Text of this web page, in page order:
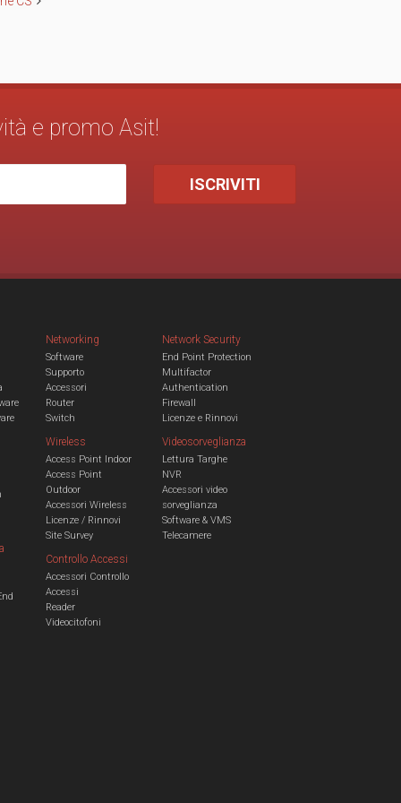
e promo Asit!
Networking
Software
Supporto
Accessori
Router
Switch
Wireless
Access Point Indoor
Access Point
Outdoor
Accessori Wireless
Licenze / Rinnovi
Site Survey
Network Security
End Point Protection
Multifactor
Authentication
Firewall
Licenze e Rinnovi
Videosorveglianza
Lettura Targhe
NVR
Accessori video
sorveglianza
Software & VMS
Telecamere
Controllo Accessi
Accessori Controllo
Accessi
Reader
Videocitofoni